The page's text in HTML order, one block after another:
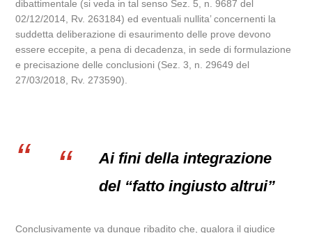
dibattimentale (si veda in tal senso Sez. 5, n. 9687 del
02/12/2014, Rv. 263184) ed eventuali nullita’ concernenti la
suddetta deliberazione di esaurimento delle prove devono
essere eccepite, a pena di decadenza, in sede di formulazione
e precisazione delle conclusioni (Sez. 3, n. 29649 del
27/03/2018, Rv. 273590).
Ai fini della integrazione
del “fatto ingiusto altrui”
Conclusivamente va dunque ribadito che, qualora il giudice